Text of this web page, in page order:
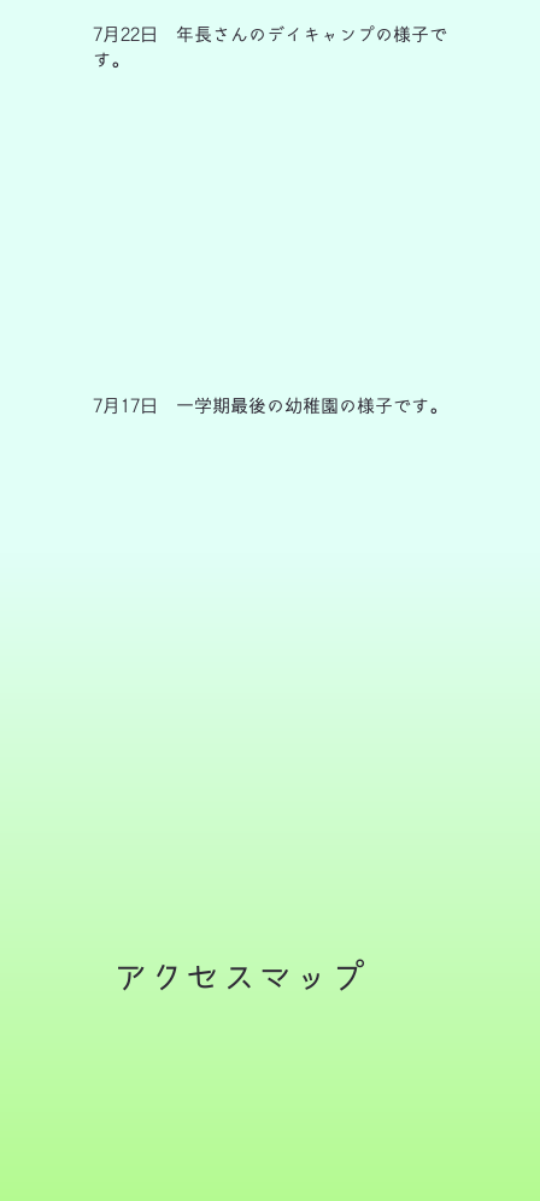
7月22日 年長さんのデイキャンプの様子で
す。
7月17日 一学期最後の幼稚園の様子です。
アクセスマップ